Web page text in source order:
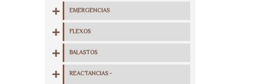
EMERGENCIAS
FLEXOS
BALASTOS
REACTANCIAS -